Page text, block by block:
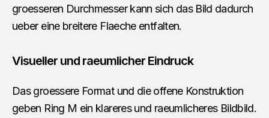
groesseren Durchmesser kann sich das Bild dadurch
ueber eine breitere Flaeche entfalten.
Visueller und raeumlicher Eindruck
Das groessere Format und die offene Konstruktion
geben Ring M ein klareres und raeumlicheres Bildbild.